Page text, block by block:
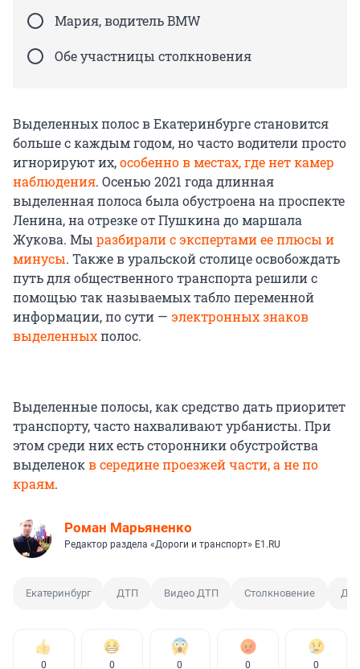
Мария, водитель BMW
Обе участницы столкновения
Выделенных полос в Екатеринбурге становится
больше с каждым годом, но часто водители просто
игнорируют их,особенно в местах, где нет камер
наблюдения. Осенью 2021 года длинная
выделенная полоса была обустроена на проспекте
Ленина, на отрезке от Пушкина до маршала
Жукова. Мы разбирали с экспертами ее плюсы и
минусы. Также в уральской столице освобождать
путь для общественного транспорта решили с
помощью так называемых табло переменной
информации, по сути — электронных знаков
выделенныхполос.
Выделенные полосы, как средство дать приоритет
транспорту, часто нахваливают урбанисты. При
этом среди них есть сторонники обустройства
выделенокв середине проезжей части, а не по
краям.
Роман Марьяненко
Редактор раздела «Дороги и транспорт» E1.RU
Екатеринбург ДТП Видео ДТП Столкновение
0 0 0 0 0